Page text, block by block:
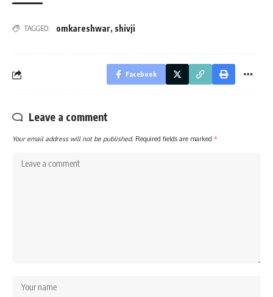
TAGGED: omkareshwar, shivji
Facebook
Leave a comment
Your email address will not be published. Required fields are marked *